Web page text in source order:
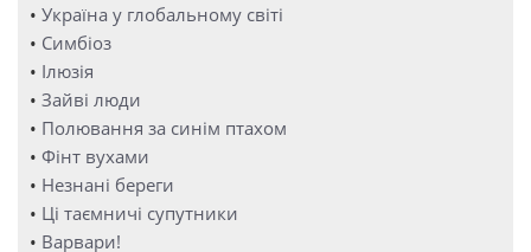
• Україна у глобальному світі
• Симбіоз
• Ілюзія
• Зайві люди
• Полювання за синім птахом
• Фінт вухами
• Незнані береги
• Ці таємничі супутники
• Варвари!